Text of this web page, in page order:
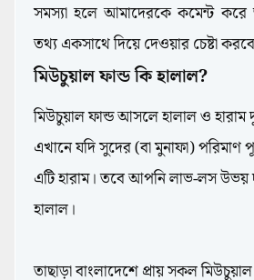
সমস্যা হলে আমাদেরকে কমেন্ট
তথ্য একসাথে দিয়ে দেওয়ার চেষ্টা
মিউচুয়াল ফান্ড কি হালাল?
মিউচুয়াল ফান্ড আসলে হালাল ও
এখানে যদি সুদের (বা মুনাফা) পরিমাণ
এটি হারাম। তবে আপনি লাভ-লস উভয়
হালাল।
তাছাড়া বাংলাদেশে প্রায় সকল